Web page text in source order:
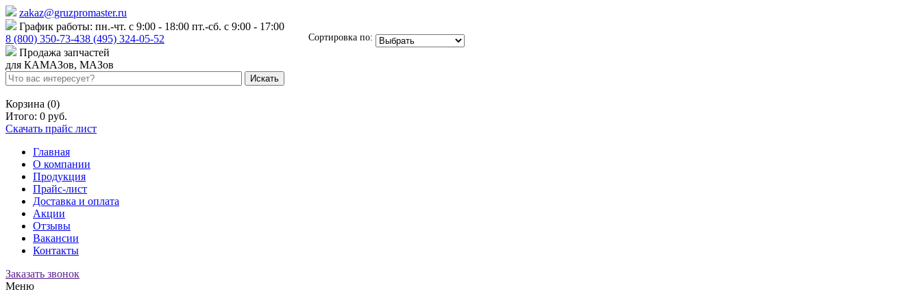
zakaz@gruzpromaster.ru
График работы: пн.-чт. с 9:00 - 18:00 пт.-сб. с 9:00 - 17:00
8 (800) 350-73-438 (495) 324-05-52
Продажа запчастей
для КАМАЗов, МАЗов
Корзина (0)
Итого: 0 руб.
Скачать прайс лист
Главная
О компании
Продукция
Прайс-лист
Доставка и оплата
Акции
Отзывы
Вакансии
Контакты
Заказать звонок
Меню
Сортировка по: